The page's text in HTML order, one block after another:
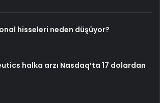
hisseleri neden düşüyor?
halka arzı Nasdaq’ta 17 dolardan